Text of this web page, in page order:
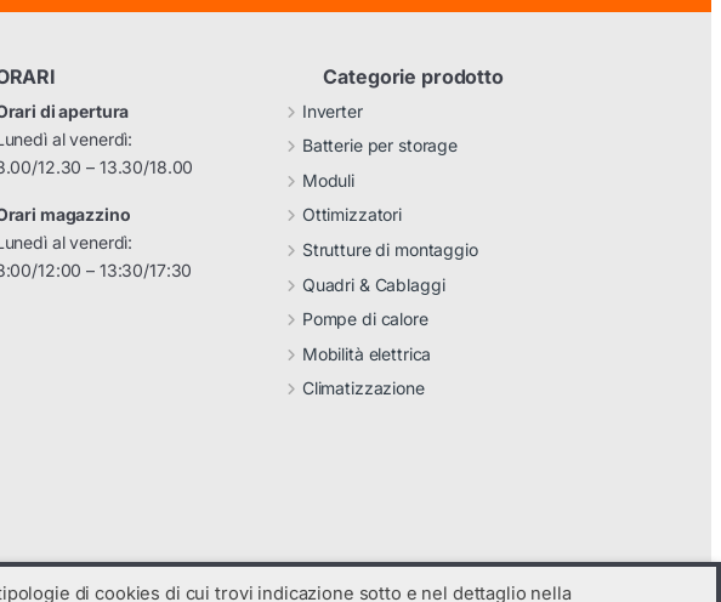
di apertura
al venerdì:
12.30 – 13.30/18.00
magazzino
al venerdì:
12:00 – 13:30/17:30
Categorie prodotto
Inverter
Batterie per storage
Moduli
Ottimizzatori
Strutture di montaggio
Quadri & Cablaggi
Pompe di calore
Mobilità elettrica
Climatizzazione
di cookies di cui trovi indicazione sotto e nel dettaglio nella